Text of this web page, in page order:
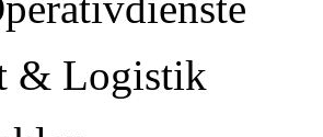
& Logistik